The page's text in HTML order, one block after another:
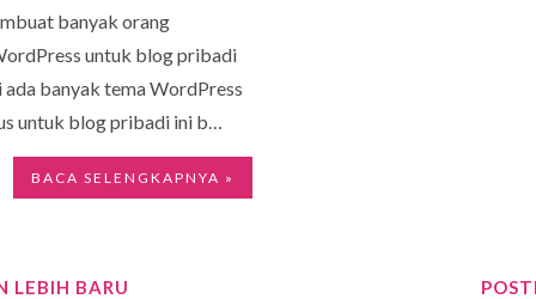
banyak orang
untuk blog pribadi
banyak tema WordPress
untuk blog pribadi ini b…
BACA SELENGKAPNYA »
LEBIH BARU